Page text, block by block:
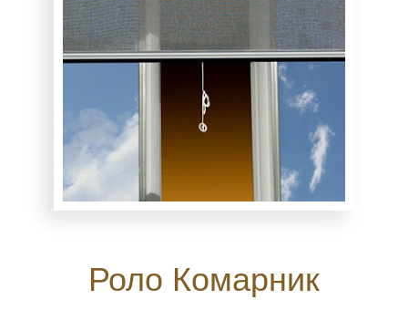
Роло Комарник